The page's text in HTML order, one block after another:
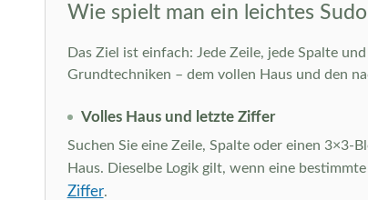
Wie spielt man ein leichtes
Das Ziel ist einfach: Jede Zeile, jede Spalte
Grundtechniken – dem vollen Haus und den
Volles Haus und letzte Ziffer
Suchen Sie eine Zeile, Spalte oder einen
Haus. Dieselbe Logik gilt, wenn eine
Ziffer.